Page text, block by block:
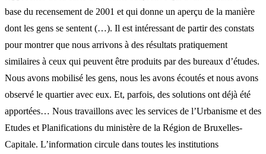
base du recensement de 2001 et qui donne un aperçu de la manière
dont les gens se sentent (…). Il est intéressant de partir des constats
pour montrer que nous arrivons à des résultats pratiquement
similaires à ceux qui peuvent être produits par des bureaux d’études.
Nous avons mobilisé les gens, nous les avons écoutés et nous avons
observé le quartier avec eux. Et, parfois, des solutions ont déjà été
apportées… Nous travaillons avec les services de l’Urbanisme et des
Etudes et Planifications du ministère de la Région de Bruxelles-
Capitale. L’information circule dans toutes les institutions